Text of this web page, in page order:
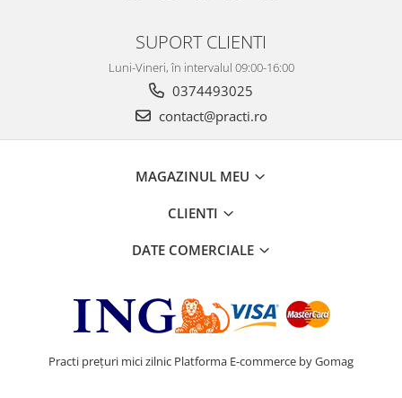
SUPORT CLIENTI
Luni-Vineri, în intervalul 09:00-16:00
0374493025
contact@practi.ro
MAGAZINUL MEU
CLIENTI
DATE COMERCIALE
Practi prețuri mici zilnic Platforma E-commerce by Gomag